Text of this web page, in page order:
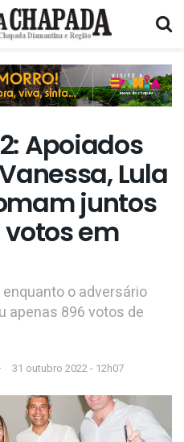
Apoiados
Lula
juntos
em
o adversário
apenas 896 votos de
31 outubro 2022 - 12h07